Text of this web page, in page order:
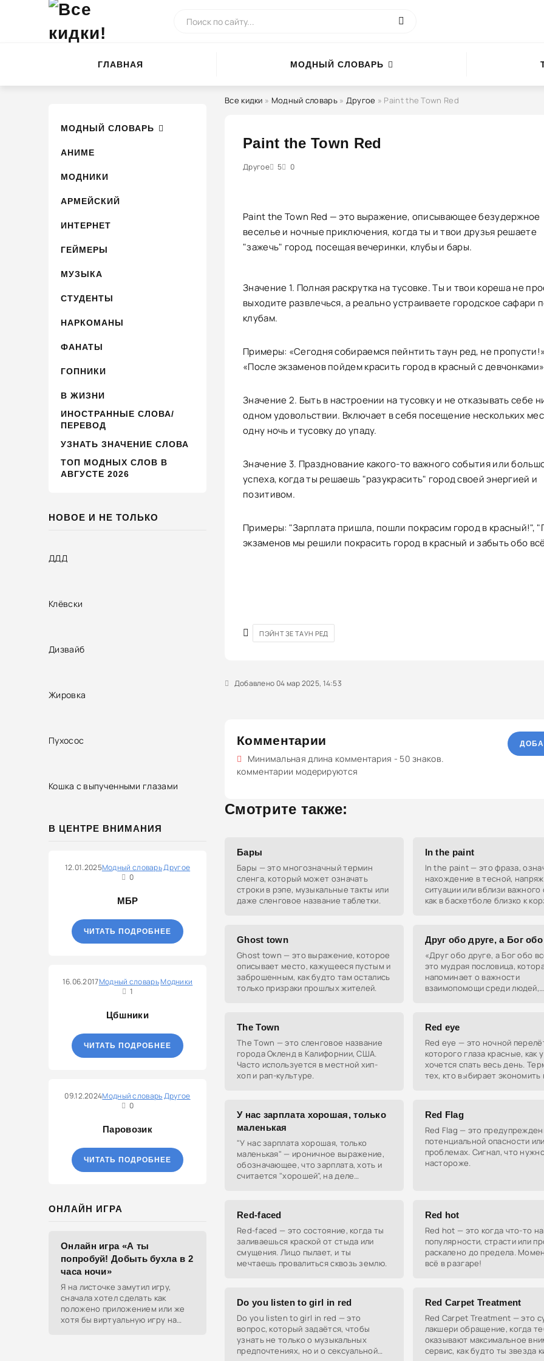
ГЛАВНАЯ МОДНЫЙ СЛОВАРЬ
МОДНЫЙ СЛОВАРЬ
АНИМЕ
МОДНИКИ
АРМЕЙСКИЙ
ИНТЕРНЕТ
ГЕЙМЕРЫ
МУЗЫКА
СТУДЕНТЫ
НАРКОМАНЫ
ФАНАТЫ
ГОПНИКИ
В ЖИЗНИ
ИНОСТРАННЫЕ СЛОВА/
ПЕРЕВОД
УЗНАТЬ ЗНАЧЕНИЕ СЛОВА
ТОП МОДНЫХ СЛОВ В
АВГУСТЕ 2026
НОВОЕ И НЕ ТОЛЬКО
ДДД
Клёвски
Дизвайб
Жировка
Пухосос
Кошка с выпученными глазами
В ЦЕНТРЕ ВНИМАНИЯ
12.01.2025Модный словарьДругое
0
МБР
ЧИТАТЬ ПОДРОБНЕЕ
16.06.2017Модный словарьМодники
1
Цбшники
ЧИТАТЬ ПОДРОБНЕЕ
09.12.2024Модный словарьДругое
0
Паровозик
ЧИТАТЬ ПОДРОБНЕЕ
ОНЛАЙН ИГРА
Онлайн игра «А ты
попробуй! Добыть бухла в 2
часа ночи»
Я на листочке замутил игру,
сначала хотел сделать как
положено приложением или же
хотя бы виртуальную игру на
Все кидки » Модный словарь» Другое » Paint the Town Red
Paint the Town Red
Другое 5 0
2 3 4 5
Paint the Town Red — это выражение, описывающее безудержное
веселье и ночные приключения, когда ты и твои друзья решаете
"зажечь" город, посещая вечеринки, клубы и бары.
Значение 1. Полная раскрутка на тусовке. Ты и твои кореша не
выходите развлечься, а реально устраиваете городское сафари
клубам.
Примеры: «Сегодня собираемся пейнтить таун ред, не
«После экзаменов пойдем красить город в красный с
Значение 2. Быть в настроении на тусовку и не отказывать себе
одном удовольствии. Включает в себя посещение нескольких
одну ночь и тусовку до упаду.
Значение 3. Празднование какого-то важного события или
успеха, когда ты решаешь "разукрасить" город своей энергией и
позитивом.
Примеры: "Зарплата пришла, пошли покрасим город в красный!",
экзаменов мы решили покрасить город в красный и забыть обо
ПЭЙНТ ЗЕ ТАУН РЕД
Добавлено 04 мар 2025, 14:53
Комментарии
Минимальная длина комментария - 50 знаков.
комментарии модерируются
Смотрите также:
Бары
Бары — это многозначный термин
сленга, который может означать
строки в рэпе, музыкальные такты или
даже сленговое название таблетки.
In the paint
In the paint — это фраза,
нахождение в тесной,
ситуации или вблизи
как в баскетболе близко к
Ghost town
Ghost town — это выражение, которое
описывает место, кажущееся пустым и
заброшенным, как будто там остались
только призраки прошлых жителей.
Друг обо друге, а Бог
«Друг обо друге, а Бог обо
это мудрая пословица,
напоминает о важности
взаимопомощи среди людей,
The Town
The Town — это сленговое название
города Окленд в Калифорнии, США.
Часто используется в местной хип-
хоп и рап-культуре.
Red eye
Red eye — это ночной
которого глаза красные, как
хочется спать весь день.
тех, кто выбирает экономить
У нас зарплата хорошая, только
маленькая
"У нас зарплата хорошая, только
маленькая" — ироничное выражение,
обозначающее, что зарплата, хоть и
считается "хорошей", на деле
Red Flag
Red Flag — это
потенциальной опасности
проблемах. Сигнал, что
настороже.
Red-faced
Red-faced — это состояние, когда ты
заливаешься краской от стыда или
смущения. Лицо пылает, и ты
мечтаешь провалиться сквозь землю.
Red hot
Red hot — это когда что-то
популярности, страсти или
раскалено до предела.
всё в разгаре!
Do you listen to girl in red
Do you listen to girl in red — это
вопрос, который задаётся, чтобы
узнать не только о музыкальных
предпочтениях, но и о сексуальной
Red Carpet Treatment
Red Carpet Treatment — это
лакшери обращение, когда
оказывают максимальное
сервис, как будто ты звезда